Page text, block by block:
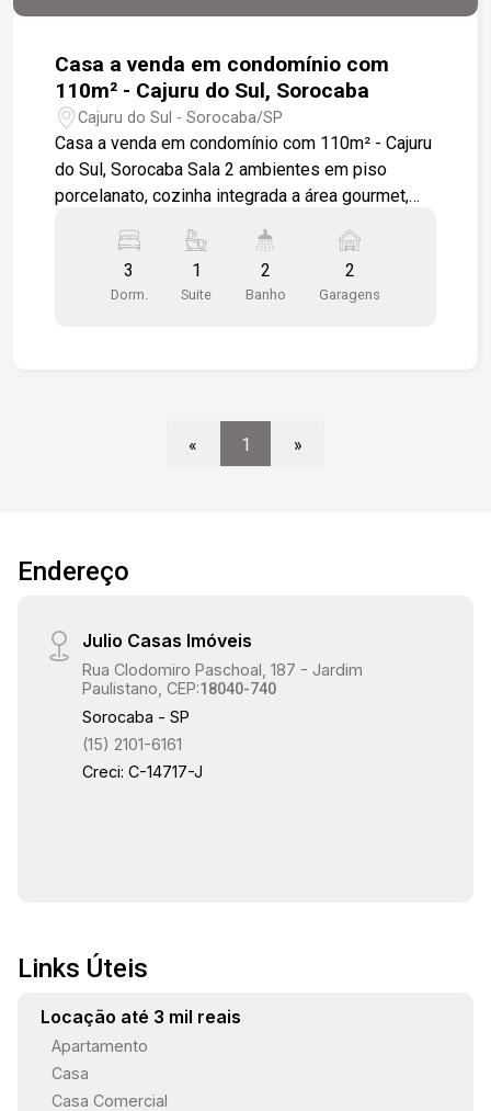
Casa a venda em condomínio com
110m² - Cajuru do Sul, Sorocaba
Cajuru do Sul - Sorocaba/SP
Casa a venda em condomínio com 110m² - Cajuru
do Sul, Sorocaba Sala 2 ambientes em piso
porcelanato, cozinha integrada a área gourmet,
escritório, preparação para ar condicionado nos
quartos e sala. Escritório podendo ser revertido
em terceiro quarto 2 vagas de garagem
3
Dorm.
1
Suite
2
Banho
2
Garagens
« 1 »
Endereço
Julio Casas Imóveis
Rua Clodomiro Paschoal, 187 - Jardim
Paulistano, CEP:18040-740
Sorocaba - SP
(15) 2101-6161
Creci: C-14717-J
Links Úteis
Locação até 3 mil reais
Apartamento
Casa
Casa Comercial